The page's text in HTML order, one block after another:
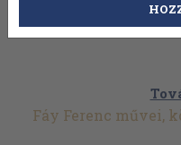
Fáy Ferenc művei,